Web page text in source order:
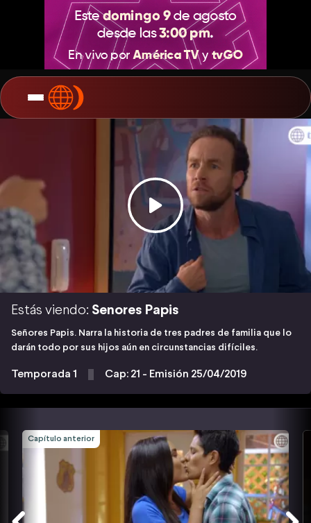
Estás viendo: Senores Papis
Señores Papis. Narra la historia de tres padres de familia que lo
darán todo por sus hijos aún en circunstancias difíciles.
Temporada 1 Cap: 21 - Emisión 25/04/2019
Capítulo anterior